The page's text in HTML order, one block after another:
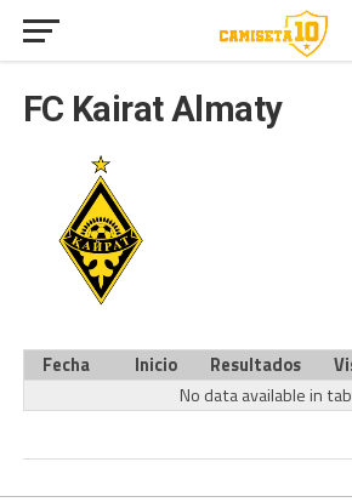
FC Kairat Almaty
Fecha Inicio Resultados
No data available in